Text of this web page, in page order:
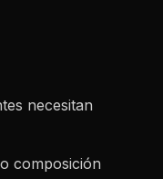
necesitan
composición